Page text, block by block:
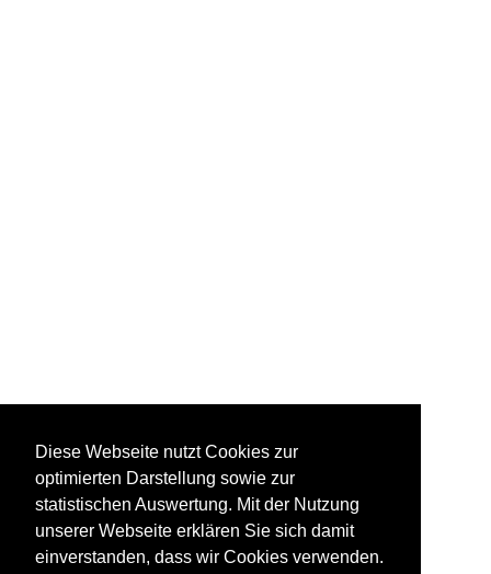
Diese Webseite nutzt Cookies zur
optimierten Darstellung sowie zur
statistischen Auswertung. Mit der Nutzung
unserer Webseite erklären Sie sich damit
einverstanden, dass wir Cookies verwenden.